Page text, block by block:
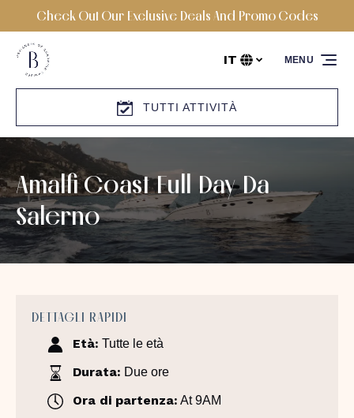
Vai alla navigazione principale
Vai al contenuto
Vai al piè di pagina
Check Out Our Exclusive Deals And Promo Codes
la
lingua
IT
TUTTI ATTIVITÀ
MENU
Amalfi Coast Full Day Da
Salerno
DETTAGLI RAPIDI
Età: Tutte le età
Durata: Due ore
Ora di partenza: At 9AM